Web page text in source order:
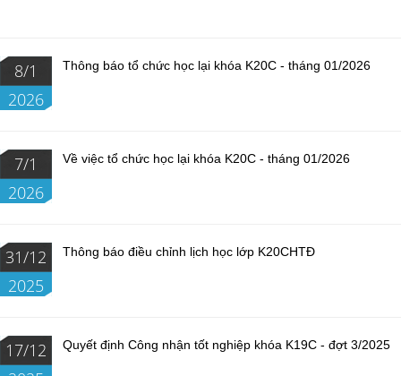
8/1
2026
Thông báo tổ chức học lại khóa K20C - tháng 01/2026
7/1
2026
Về việc tổ chức học lại khóa K20C - tháng 01/2026
31/12
2025
Thông báo điều chỉnh lịch học lớp K20CHTĐ
17/12
Quyết định Công nhận tốt nghiệp khóa K19C - đợt 3/2025